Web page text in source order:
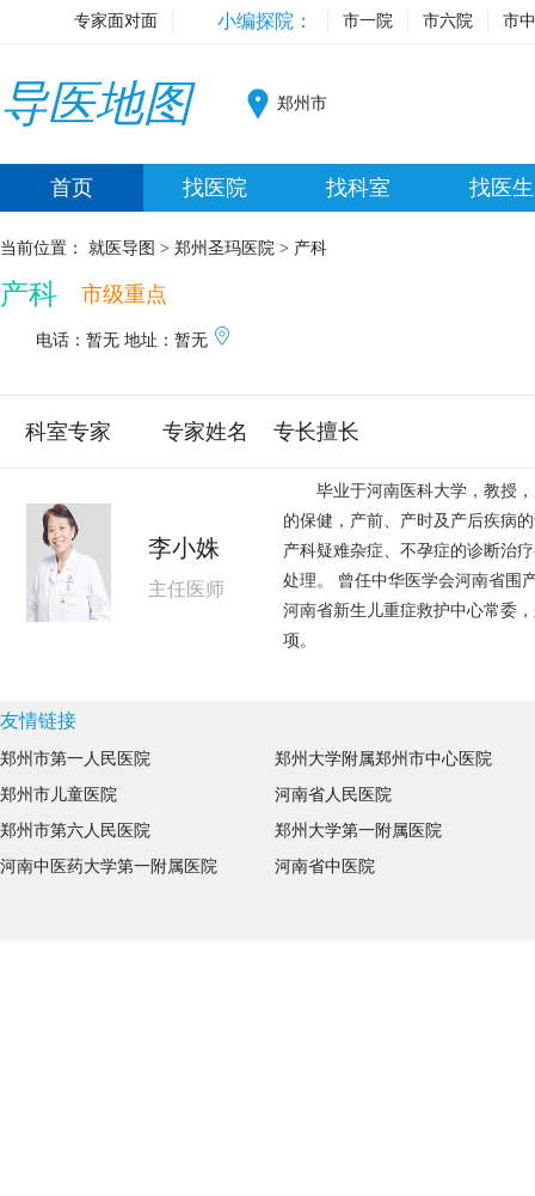
专家面对面 小编探院： 市一院 市六院 市
导医地图 郑州市
首页 找医院 找科室 找医生
当前位置： 就医导图 > 郑州圣玛医院 > 产科
产科 市级重点
电话：暂无 地址：暂无
科室专家 专家姓名 专长擅长
李小姝
主任医师
毕业于河南医科大学，教授，
的保健，产前、产时及产后疾病
产科疑难杂症、不孕症的诊断治
处理。 曾任中华医学会河南省围
河南省新生儿重症救护中心常委
项。
友情链接
郑州市第一人民医院
郑州市儿童医院
郑州市第六人民医院
河南中医药大学第一附属医院
郑州大学附属郑州市中心医院
河南省人民医院
郑州大学第一附属医院
河南省中医院